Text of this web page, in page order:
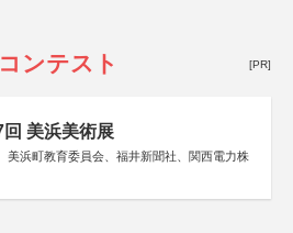
ンテスト [PR]
美浜美術展
美浜町教育委員会、福井新聞社、関西電力株